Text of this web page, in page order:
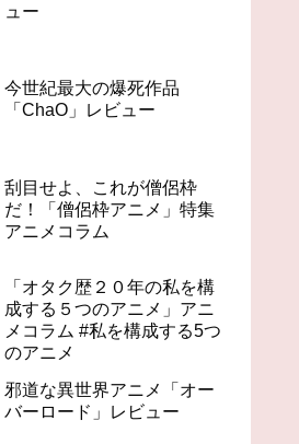
ュー
今世紀最大の爆死作品
「ChaO」レビュー
刮目せよ、これが僧侶枠
だ！「僧侶枠アニメ」特集
アニメコラム
「オタク歴２０年の私を構
成する５つのアニメ」アニ
メコラム #私を構成する5つ
のアニメ
邪道な異世界アニメ「オー
バーロード」レビュー